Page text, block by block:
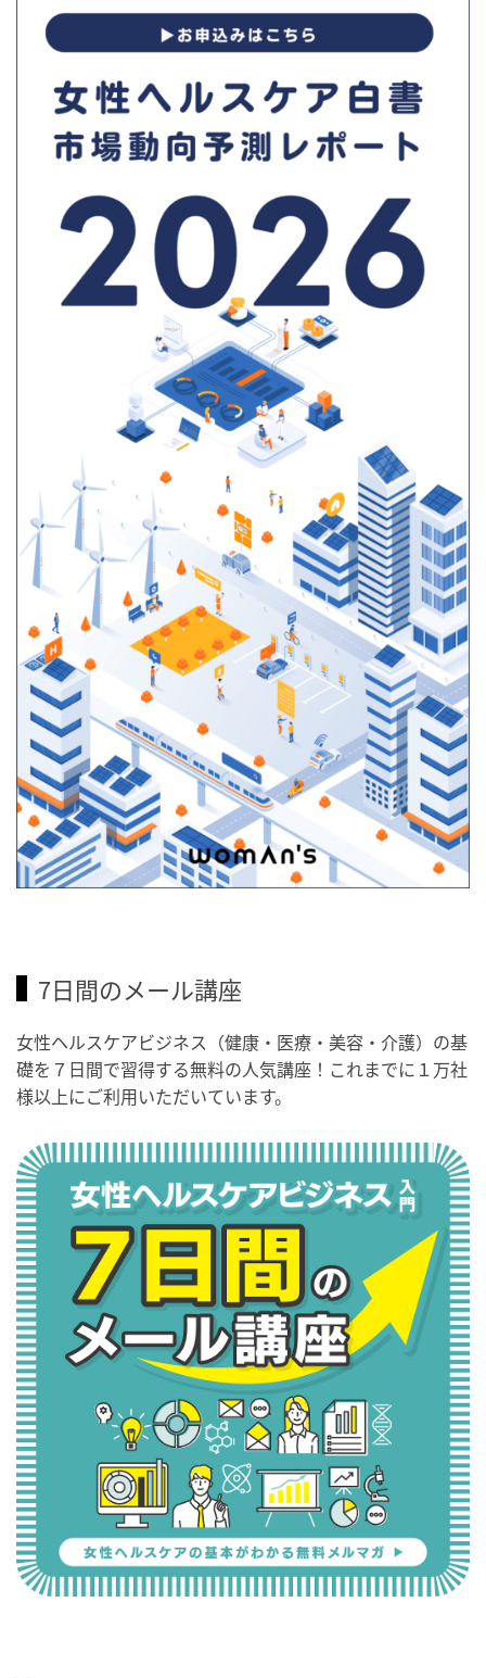
7日間のメール講座
女性ヘルスケアビジネス（健康・医療・美容・介護）の基
礎を７日間で習得する無料の人気講座！これまでに１万社
様以上にご利用いただいています。